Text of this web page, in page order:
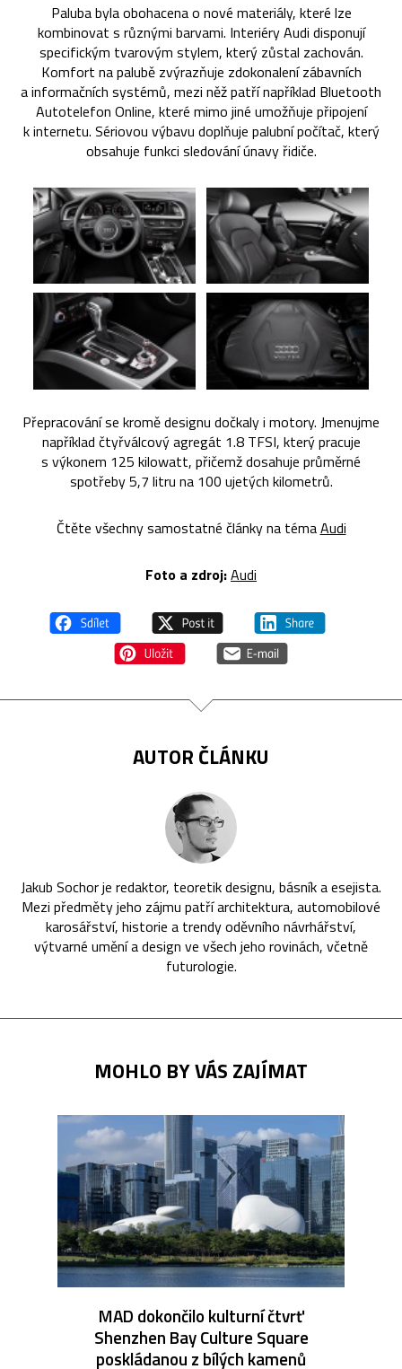
Paluba byla obohacena o nové materiály, které lze
kombinovat s různými barvami. Interiéry Audi disponují
specifickým tvarovým stylem, který zůstal zachován.
Komfort na palubě zvýrazňuje zdokonalení zábavních
a informačních systémů, mezi něž patří například Bluetooth
Autotelefon Online, které mimo jiné umožňuje připojení
k internetu. Sériovou výbavu doplňuje palubní počítač, který
obsahuje funkci sledování únavy řidiče.
Přepracování se kromě designu dočkaly i motory. Jmenujme
například čtyřválcový agregát 1.8 TFSI, který pracuje
s výkonem 125 kilowatt, přičemž dosahuje průměrné
spotřeby 5,7 litru na 100 ujetých kilometrů.
Čtěte všechny samostatné články na témaAudi
Foto a zdroj:Audi
AUTOR ČLÁNKU
Jakub Sochor je redaktor, teoretik designu, básník a esejista.
Mezi předměty jeho zájmu patří architektura, automobilové
karosářství, historie a trendy oděvního návrhářství,
výtvarné umění a design ve všech jeho rovinách, včetně
futurologie.
MOHLO BY VÁS ZAJÍMAT
MAD dokončilo kulturní čtvrť
Shenzhen Bay Culture Square
poskládanou z bílých kamenů